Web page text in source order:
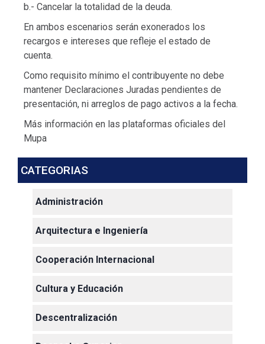
b.- Cancelar la totalidad de la deuda.
En ambos escenarios serán exonerados los
recargos e intereses que refleje el estado de
cuenta.
Como requisito mínimo el contribuyente no debe
mantener Declaraciones Juradas pendientes de
presentación, ni arreglos de pago activos a la fecha.
Más información en las plataformas oficiales del
Mupa
CATEGORIAS
Administración
Arquitectura e Ingeniería
Cooperación Internacional
Cultura y Educación
Descentralización